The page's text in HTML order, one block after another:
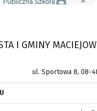
I GMINY
ul. Sportowa 8, 08-